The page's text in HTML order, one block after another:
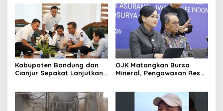
Kabupaten Bandung dan
Cianjur Sepakat Lanjutkan
Ekonomi Daerah
OJK Matangkan Bursa
Mineral, Pengawasan Resmi